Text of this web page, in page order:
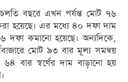
বছরে এখন পর্যন্ত মোট ৭৬
হয়েছে। এর মধ্যে ৪০ দফা দাম
দফা কমানো হয়েছে। অন্যদিকে,
মোট ৯৩ বার মূল্য সমন্বয়
বার স্বর্ণের দাম বাড়ানো হয়